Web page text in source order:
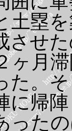
土塁
させ
ヶ月
た。
に帰
った